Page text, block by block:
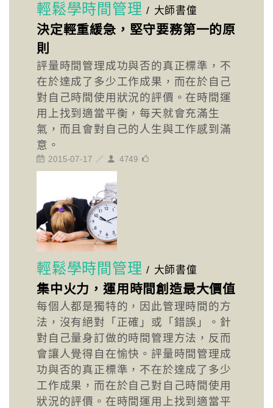
輕鬆學時間管理 / 大師書僮
決定輕重緩急，堅守要務第一的原
則
評量時間管理成功與否的真正標準，不
在於達成了多少工作成果，而在於自己
對自己時間使用狀況的評價。在時間運
用上找到適當平衡，每天就會充滿生
氣，而且會對自己的人生與工作感到滿
意。
2015-07-17 ／ 4749
輕鬆學時間管理 / 大師書僮
集中火力，運用時間創造最大價值
每個人都是獨特的，因此管理時間的方
法，沒有絕對「正確」或「錯誤」。針
對自己量身訂做的時間管理方法，反而
會讓人覺得自在愉快。評量時間管理成
功與否的真正標準，不在於達成了多少
工作成果，而在於自己對自己時間使用
狀況的評價。在時間運用上找到適當平